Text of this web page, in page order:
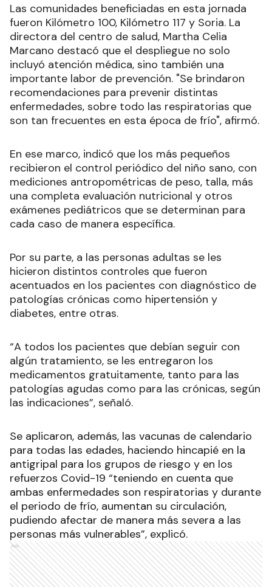
Las comunidades beneficiadas en esta jornada
fueron Kilómetro 100, Kilómetro 117 y Soria. La
directora del centro de salud, Martha Celia
Marcano destacó que el despliegue no solo
incluyó atención médica, sino también una
importante labor de prevención. "Se brindaron
recomendaciones para prevenir distintas
enfermedades, sobre todo las respiratorias que
son tan frecuentes en esta época de frío", afirmó.
En ese marco, indicó que los más pequeños
recibieron el control periódico del niño sano, con
mediciones antropométricas de peso, talla, más
una completa evaluación nutricional y otros
exámenes pediátricos que se determinan para
cada caso de manera específica.
Por su parte, a las personas adultas se les
hicieron distintos controles que fueron
acentuados en los pacientes con diagnóstico de
patologías crónicas como hipertensión y
diabetes, entre otras.
“A todos los pacientes que debían seguir con
algún tratamiento, se les entregaron los
medicamentos gratuitamente, tanto para las
patologías agudas como para las crónicas, según
las indicaciones”, señaló.
Se aplicaron, además, las vacunas de calendario
para todas las edades, haciendo hincapié en la
antigripal para los grupos de riesgo y en los
refuerzos Covid-19 “teniendo en cuenta que
ambas enfermedades son respiratorias y durante
el periodo de frío, aumentan su circulación,
pudiendo afectar de manera más severa a las
personas más vulnerables”, explicó.
Ads